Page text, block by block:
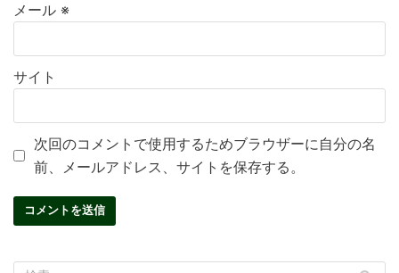
メール ※
サイト
次回のコメントで使用するためブラウザーに自分の名
前、メールアドレス、サイトを保存する。